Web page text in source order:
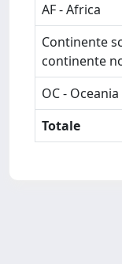
AF - Africa
Continente
continente
OC - Oceania
Totale